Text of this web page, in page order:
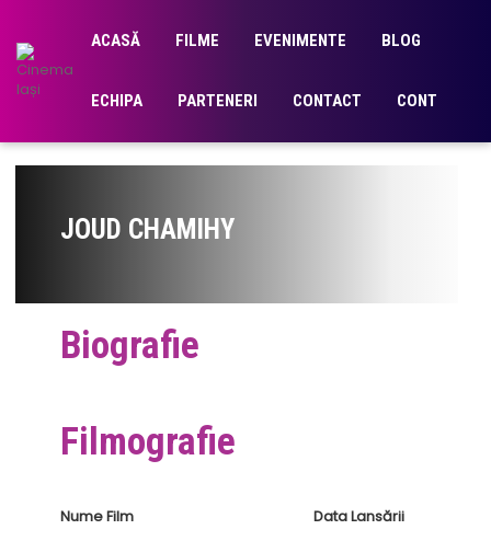
ACASĂ FILME EVENIMENTE BLOG
ECHIPA PARTENERI CONTACT CONT
JOUD CHAMIHY
Biografie
Filmografie
Nume Film Data Lansării